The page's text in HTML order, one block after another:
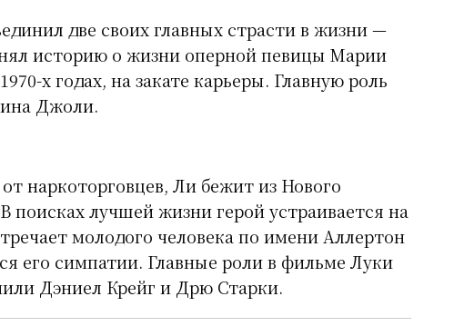
две своих главных страсти в жизни —
историю о жизни оперной певицы Марии
х годах, на закате карьеры. Главную роль
Джоли.
наркоторговцев, Ли бежит из Нового
поисках лучшей жизни герой устраивается на
молодого человека по имени Аллертон
его симпатии. Главные роли в фильме Луки
Дэниел Крейг и Дрю Старки.